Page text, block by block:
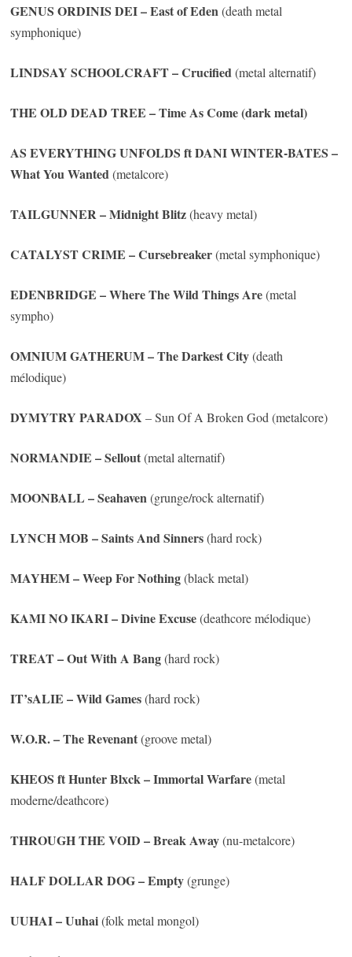
GENUS ORDINIS DEI– East of Eden(death metal
symphonique)
LINDSAY SCHOOLCRAFT– Crucified(metal alternatif)
THE OLD DEAD TREE – Time As Come (dark metal)
AS EVERYTHING UNFOLDS ftDANI WINTER-BATES –
What You Wanted(metalcore)
TAILGUNNER– Midnight Blitz(heavy metal)
CATALYST CRIME – Cursebreaker(metal symphonique)
EDENBRIDGE – Where The Wild Things Are(metal
sympho)
OMNIUM GATHERUM– The Darkest City(death
mélodique)
DYMYTRY PARADOX – Sun Of A Broken God (metalcore)
NORMANDIE – Sellout(metal alternatif)
MOONBALL – Seahaven(grunge/rock alternatif)
LYNCH MOB – Saints And Sinners(hard rock)
MAYHEM– Weep For Nothing(black metal)
KAMI NO IKARI– Divine Excuse(deathcore mélodique)
TREAT– Out With A Bang(hard rock)
IT’sALIE – Wild Games(hard rock)
W.O.R.– The Revenant(groove metal)
KHEOS ftHunter Blxck– Immortal Warfare(metal
moderne/deathcore)
THROUGH THE VOID – Break Away(nu-metalcore)
HALF DOLLAR DOG– Empty(grunge)
UUHAI– Uuhai(folk metal mongol)